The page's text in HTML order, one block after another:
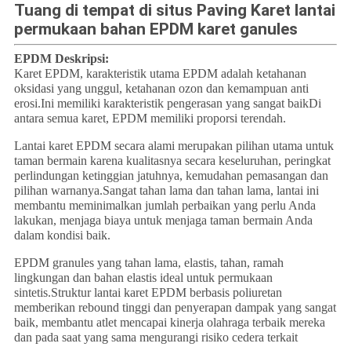
Tuang di tempat di situs Paving Karet lantai
permukaan bahan EPDM karet ganules
EPDM Deskripsi:
Karet EPDM, karakteristik utama EPDM adalah ketahanan
oksidasi yang unggul, ketahanan ozon dan kemampuan anti
erosi.Ini memiliki karakteristik pengerasan yang sangat baikDi
antara semua karet, EPDM memiliki proporsi terendah.
Lantai karet EPDM secara alami merupakan pilihan utama untuk
taman bermain karena kualitasnya secara keseluruhan, peringkat
perlindungan ketinggian jatuhnya, kemudahan pemasangan dan
pilihan warnanya.Sangat tahan lama dan tahan lama, lantai ini
membantu meminimalkan jumlah perbaikan yang perlu Anda
lakukan, menjaga biaya untuk menjaga taman bermain Anda
dalam kondisi baik.
EPDM granules yang tahan lama, elastis, tahan, ramah
lingkungan dan bahan elastis ideal untuk permukaan
sintetis.Struktur lantai karet EPDM berbasis poliuretan
memberikan rebound tinggi dan penyerapan dampak yang sangat
baik, membantu atlet mencapai kinerja olahraga terbaik mereka
dan pada saat yang sama mengurangi risiko cedera terkait